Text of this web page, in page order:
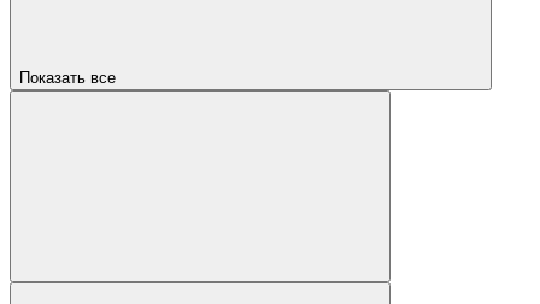
Показать все